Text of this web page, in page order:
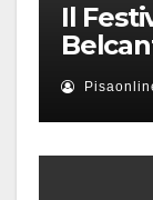
Il
28
Ruben